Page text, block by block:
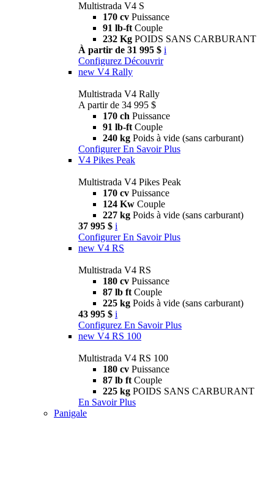
Multistrada V4 S
170 cv Puissance
91 lb-ft Couple
232 Kg POIDS SANS CARBURANT
À partir de 31 995 $ i
Configurez Découvrir
new V4 Rally
Multistrada V4 Rally
A partir de 34 995 $
170 ch Puissance
91 lb-ft Couple
240 kg Poids à vide (sans carburant)
Configurer En Savoir Plus
V4 Pikes Peak
Multistrada V4 Pikes Peak
170 cv Puissance
124 Kw Couple
227 kg Poids à vide (sans carburant)
37 995 $ i
Configurer En Savoir Plus
new V4 RS
Multistrada V4 RS
180 cv Puissance
87 lb ft Couple
225 kg Poids à vide (sans carburant)
43 995 $ i
Configurez En Savoir Plus
new V4 RS 100
Multistrada V4 RS 100
180 cv Puissance
87 lb ft Couple
225 kg POIDS SANS CARBURANT
En Savoir Plus
Panigale